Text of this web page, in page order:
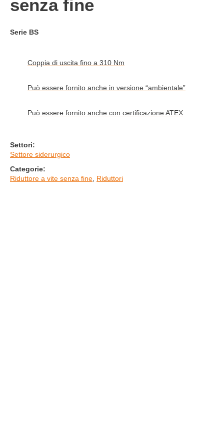
senza fine
Serie BS
Coppia di uscita fino a 310 Nm
Può essere fornito anche in versione “ambientale”
Può essere fornito anche con certificazione ATEX
Settori:
Settore siderurgico
Categorie:
Riduttore a vite senza fine Riduttori